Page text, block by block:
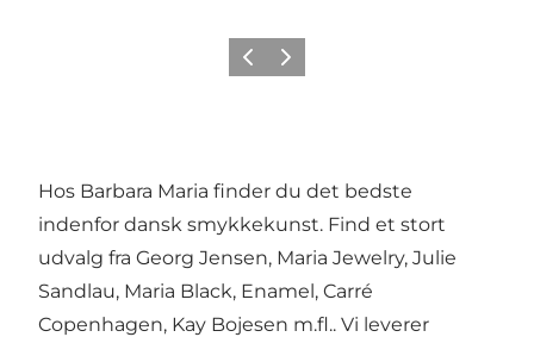
Forrige billede
Næste billede
Hos Barbara Maria finder du det bedste
indenfor dansk smykkekunst. Find et stort
udvalg fra Georg Jensen, Maria Jewelry, Julie
Sandlau, Maria Black, Enamel, Carré
Copenhagen, Kay Bojesen m.fl.. Vi leverer